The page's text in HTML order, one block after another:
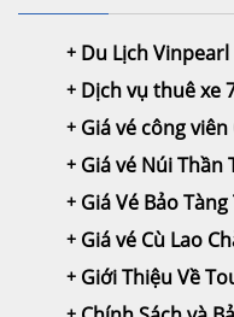
Du Lịch
Dịch vụ thuê xe
Giá vé công
Giá vé Núi Thần
Giá Vé Bảo
Giá vé Cù Lao
Giới Thiệu Về